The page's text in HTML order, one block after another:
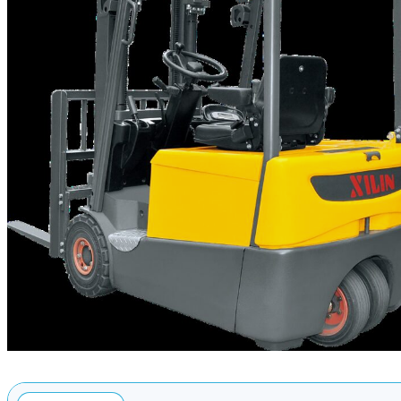
Генераторы
Компрессоры
Климатическое
Производственная
Гидравлическое
Сварочное
Дробильное